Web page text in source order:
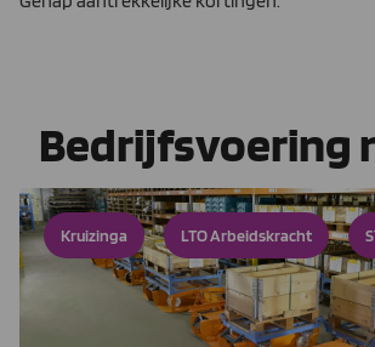
Bedrijfsvoering
Kruizinga LTO Arbeidskracht